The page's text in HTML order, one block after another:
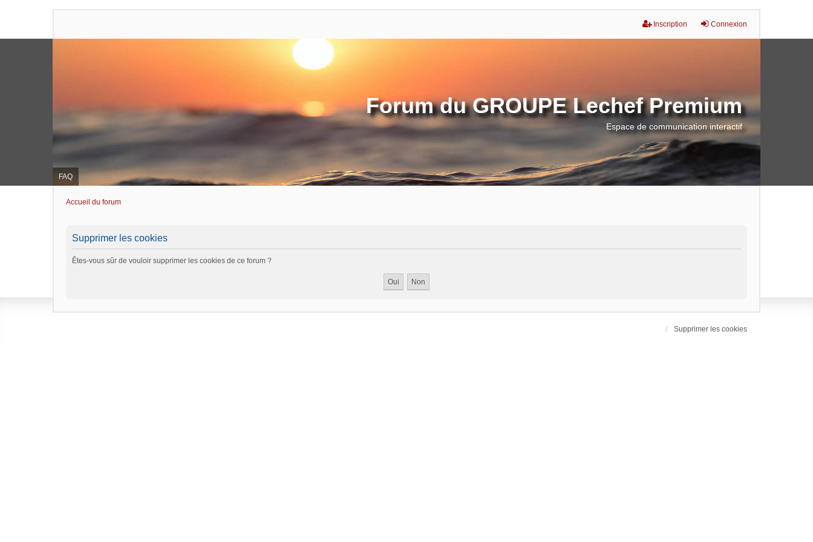
Connexion
Inscription
FAQ
Forum du GROUPE Lechef Premium
Espace de communication interactif
Accueil du forum
Supprimer les cookies
Êtes-vous sûr de vouloir supprimer les cookies de ce forum ?
Supprimer les cookies